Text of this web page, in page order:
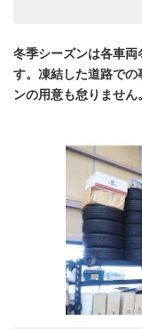
冬季シーズンは各車両
す。凍結した道路で
ンの用意も怠りません。